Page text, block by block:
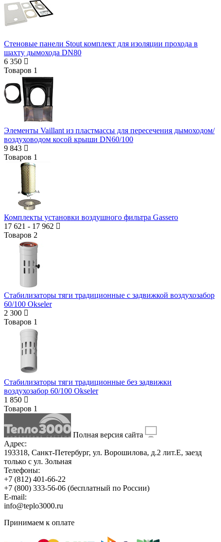
Стеновые панели Stout комплект для изоляции прохода в
шахту дымохода DN80
6 350
Товаров 1
Элементы Vaillant из пластмассы для пересечения дымоходом/
воздуховодом косой крыши DN60/100
9 843
Товаров 1
Комплекты установки воздушного фильтра Gassero
17 621 - 17 962
Товаров 2
Стабилизаторы тяги традиционные с задвижкой воздухозабор
60/100 Okseler
2 300
Товаров 1
Стабилизаторы тяги традиционные без задвижки
воздухозабор 60/100 Okseler
1 850
Товаров 1
Полная версия сайта
Адрес:
193318, Санкт-Петербург, ул. Ворошилова, д.2 лит.Е, заезд
только с ул. Зольная
Телефоны:
+7 (812) 401-66-22
+7 (800) 333-56-06 (бесплатный по России)
E-mail:
info@teplo3000.ru
Принимаем к оплате